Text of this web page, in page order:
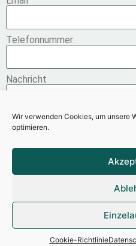
Wir verwenden Cookies, um unsere
optimieren.
Cookie-Richtlinie
Telefonnummer:
Nachricht
© 2021